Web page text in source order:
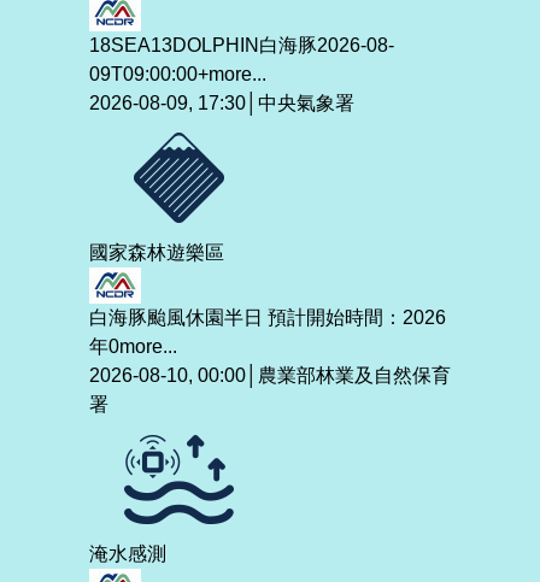
18SEA13DOLPHIN白海豚2026-08-
09T09:00:00+more...
2026-08-09, 17:30│中央氣象署
國家森林遊樂區
白海豚颱風休園半日 預計開始時間：2026
年0more...
2026-08-10, 00:00│農業部林業及自然保育
署
淹水感測